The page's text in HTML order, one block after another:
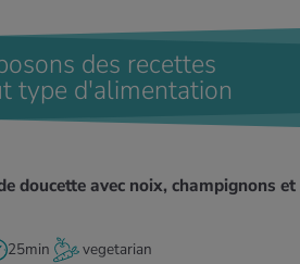
des recettes
type d'alimentation
doucette avec noix, champignons et
25min vegetarian